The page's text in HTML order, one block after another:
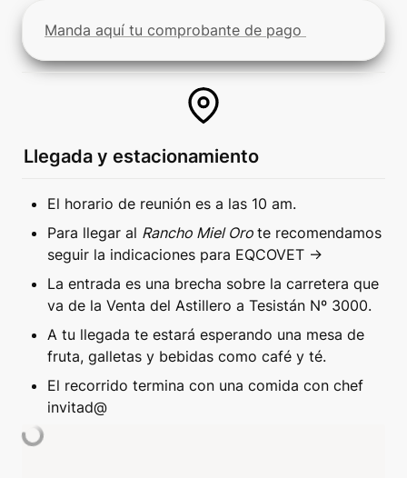
Manda aquí tu comprobante de pago
Llegada y estacionamiento
El horario de reunión es a las 10 am.
Para llegar al Rancho Miel Oro te recomendamos
seguir la indicaciones para EQCOVET →
La entrada es una brecha sobre la carretera que
va de la Venta del Astillero a Tesistán Nº 3000.
A tu llegada te estará esperando una mesa de
fruta, galletas y bebidas como café y té.
El recorrido termina con una comida con chef
invitad@